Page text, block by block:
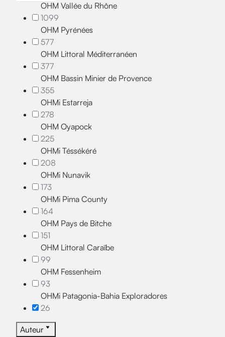
OHM Vallée du Rhône
1099
OHM Pyrénées
577
OHM Littoral Méditerranéen
377
OHM Bassin Minier de Provence
355
OHMi Estarreja
278
OHM Oyapock
225
OHMi Téssékéré
208
OHMi Nunavik
173
OHMi Pima County
164
OHM Pays de Bitche
151
OHM Littoral Caraïbe
99
OHM Fessenheim
93
OHMi Patagonia-Bahia Exploradores
26
Auteur